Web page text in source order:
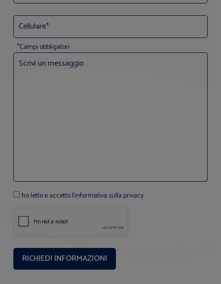
*Campi obbligatori
ho letto e accetto l'informativa sulla privacy